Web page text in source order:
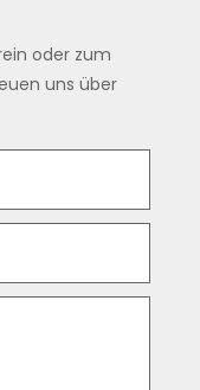
oder zum
uns über